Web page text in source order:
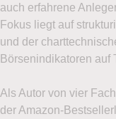
optimale
Ja Nein
auch erfahrene
Fokus liegt auf
und der
Börsenindikatoren auf
Als Autor von vier
der Amazon-